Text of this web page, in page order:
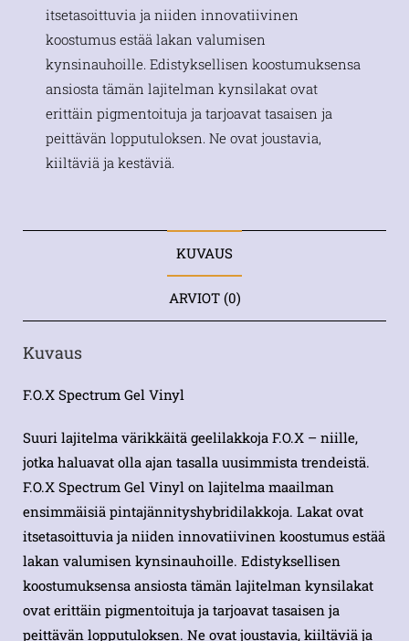
itsetasoittuvia ja niiden innovatiivinen
koostumus estää lakan valumisen
kynsinauhoille. Edistyksellisen koostumuksensa
ansiosta tämän lajitelman kynsilakat ovat
erittäin pigmentoituja ja tarjoavat tasaisen ja
peittävän lopputuloksen. Ne ovat joustavia,
kiiltäviä ja kestäviä.
KUVAUS
ARVIOT (0)
Kuvaus
F.O.X Spectrum Gel Vinyl
Suuri lajitelma värikkäitä geelilakkoja F.O.X – niille,
jotka haluavat olla ajan tasalla uusimmista trendeistä.
F.O.X Spectrum Gel Vinyl on lajitelma maailman
ensimmäisiä pintajännityshybridilakkoja. Lakat ovat
itsetasoittuvia ja niiden innovatiivinen koostumus estää
lakan valumisen kynsinauhoille. Edistyksellisen
koostumuksensa ansiosta tämän lajitelman kynsilakat
ovat erittäin pigmentoituja ja tarjoavat tasaisen ja
peittävän lopputuloksen. Ne ovat joustavia, kiiltäviä ja